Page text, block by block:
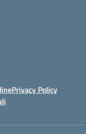
Privacy Policy